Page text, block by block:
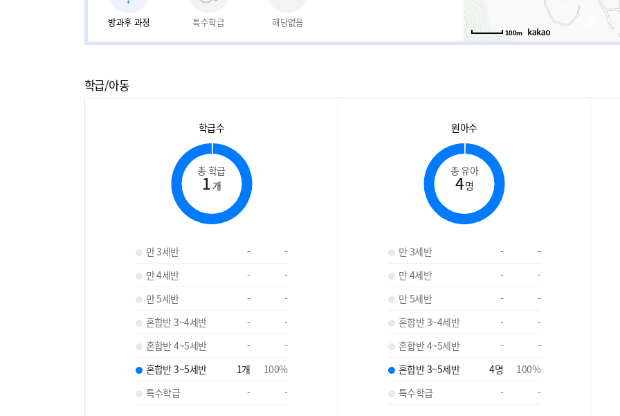
방과후 과정 특수학급 해당없음
100m
학급/아동
학급수
총 학급
1 개
만 3세반 -
-
만 4세반
-
-
만 5세반
-
-
혼합반 3~4세반
-
-
혼합반 4~5세반
-
-
혼합반 3~5세반
1개 100%
특수학급
- -
원아수
총 유아
4명
만 3세반 -
-
만 4세반
-
-
만 5세반
-
-
혼합반 3~4세반
-
-
혼합반 4~5세반
-
-
혼합반 3~5세반
4명 100%
특수학급
- -